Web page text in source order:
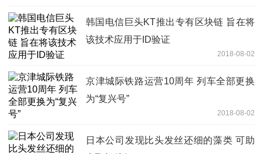
韩国电信巨头KT推出专有区块链 旨在将
该技术应用于ID验证
2018-08-02
京津城际铁路运营10周年 列车全部更换
为“复兴号”
2018-08-02
日本公司发现比头发丝还细的藻类 可助